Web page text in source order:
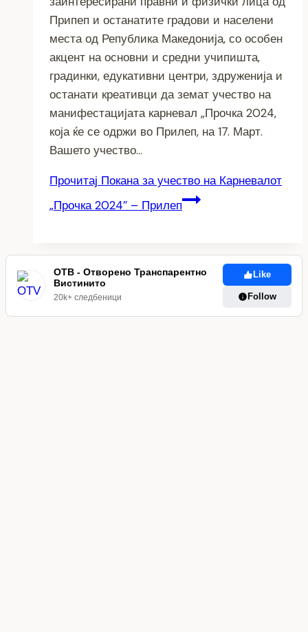
Припеп и останатите градови и населени
места од Република Македонија, со особен
акцент на основни и средни учипишта,
градинки, едукативни центри, здруженија и
останати креативци да земат учество на
манифестацијата карневал „Прочка 2024,
која ќе се одржи во Прилеп, на 17. Март.
Вашето учество…
Прочитај Покана за учество на Карневалот
„Прочка 2024″ – Прилеп
ОТВ - Отворено Транспарентно
Вистинито
20k+ следбеници
Like
Follow